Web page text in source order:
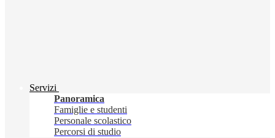
Servizi
Panoramica
Famiglie e studenti
Personale scolastico
Percorsi di studio